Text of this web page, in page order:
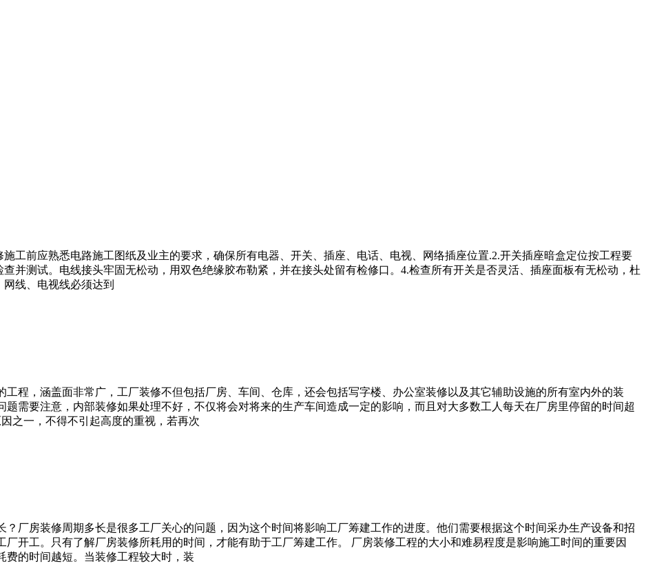
工前应熟悉电路施工图纸及业主的要求，确保所有电器、开关、插座、电话、电视、网络插座位置.2.开关插座暗盒定位按工程要
并测试。电线接头牢固无松动，用双色绝缘胶布勒紧，并在接头处留有检修口。4.检查所有开关是否灵活、插座面板有无松动，杜
线、电视线必须达到
程，涵盖面非常广，工厂装修不但包括厂房、车间、仓库，还会包括写字楼、办公室装修以及其它辅助设施的所有室内外的装
需要注意，内部装修如果处理不好，不仅将会对将来的生产车间造成一定的影响，而且对大多数工人每天在厂房里停留的时间超
之一，不得不引起高度的重视，若再次
厂房装修周期多长是很多工厂关心的问题，因为这个时间将影响工厂筹建工作的进度。他们需要根据这个时间采办生产设备和招
开工。只有了解厂房装修所耗用的时间，才能有助于工厂筹建工作。 厂房装修工程的大小和难易程度是影响施工时间的重要因
费的时间越短。当装修工程较大时，装